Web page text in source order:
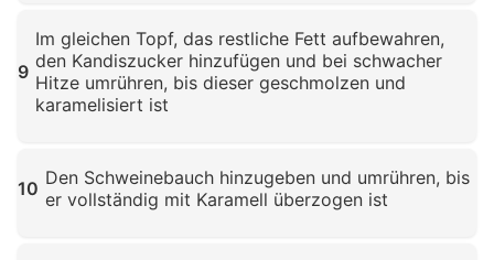
9
Im gleichen Topf, das restliche Fett aufbewahren,
den Kandiszucker hinzufügen und bei schwacher
Hitze umrühren, bis dieser geschmolzen und
karamelisiert ist
10 Den Schweinebauch hinzugeben und umrühren, bis
er vollständig mit Karamell überzogen ist